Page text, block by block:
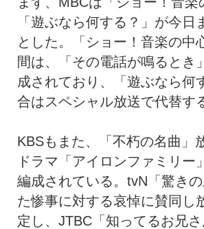
「遊ぶなら何する？」が今日
とした。「ショー！音楽の中
間は、「その電話が鳴るとき
成されており、「遊ぶなら何
合はスペシャル放送で代替す
KBSもまた、「不朽の名曲」
ドラマ「アイロンファミリー
編成されている。tvN「驚き
た惨事に対する哀悼に賛同し
定し、JTBC「知ってるお兄